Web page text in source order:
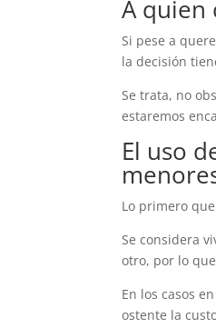
A quien
Si pese a
la decisión
Se trata, no
estaremos
El uso
Lo primero
Se considera
otro, por lo
En los casos
ostente la